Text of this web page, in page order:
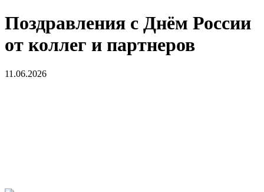
Поздравления с Днём России
от коллег и партнеров
11.06.2026